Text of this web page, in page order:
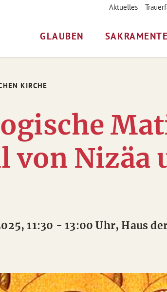
Aktuelles
GLAUBEN
KIRCHE
von Nizäa
11:30 - 13:00 Uhr, Haus